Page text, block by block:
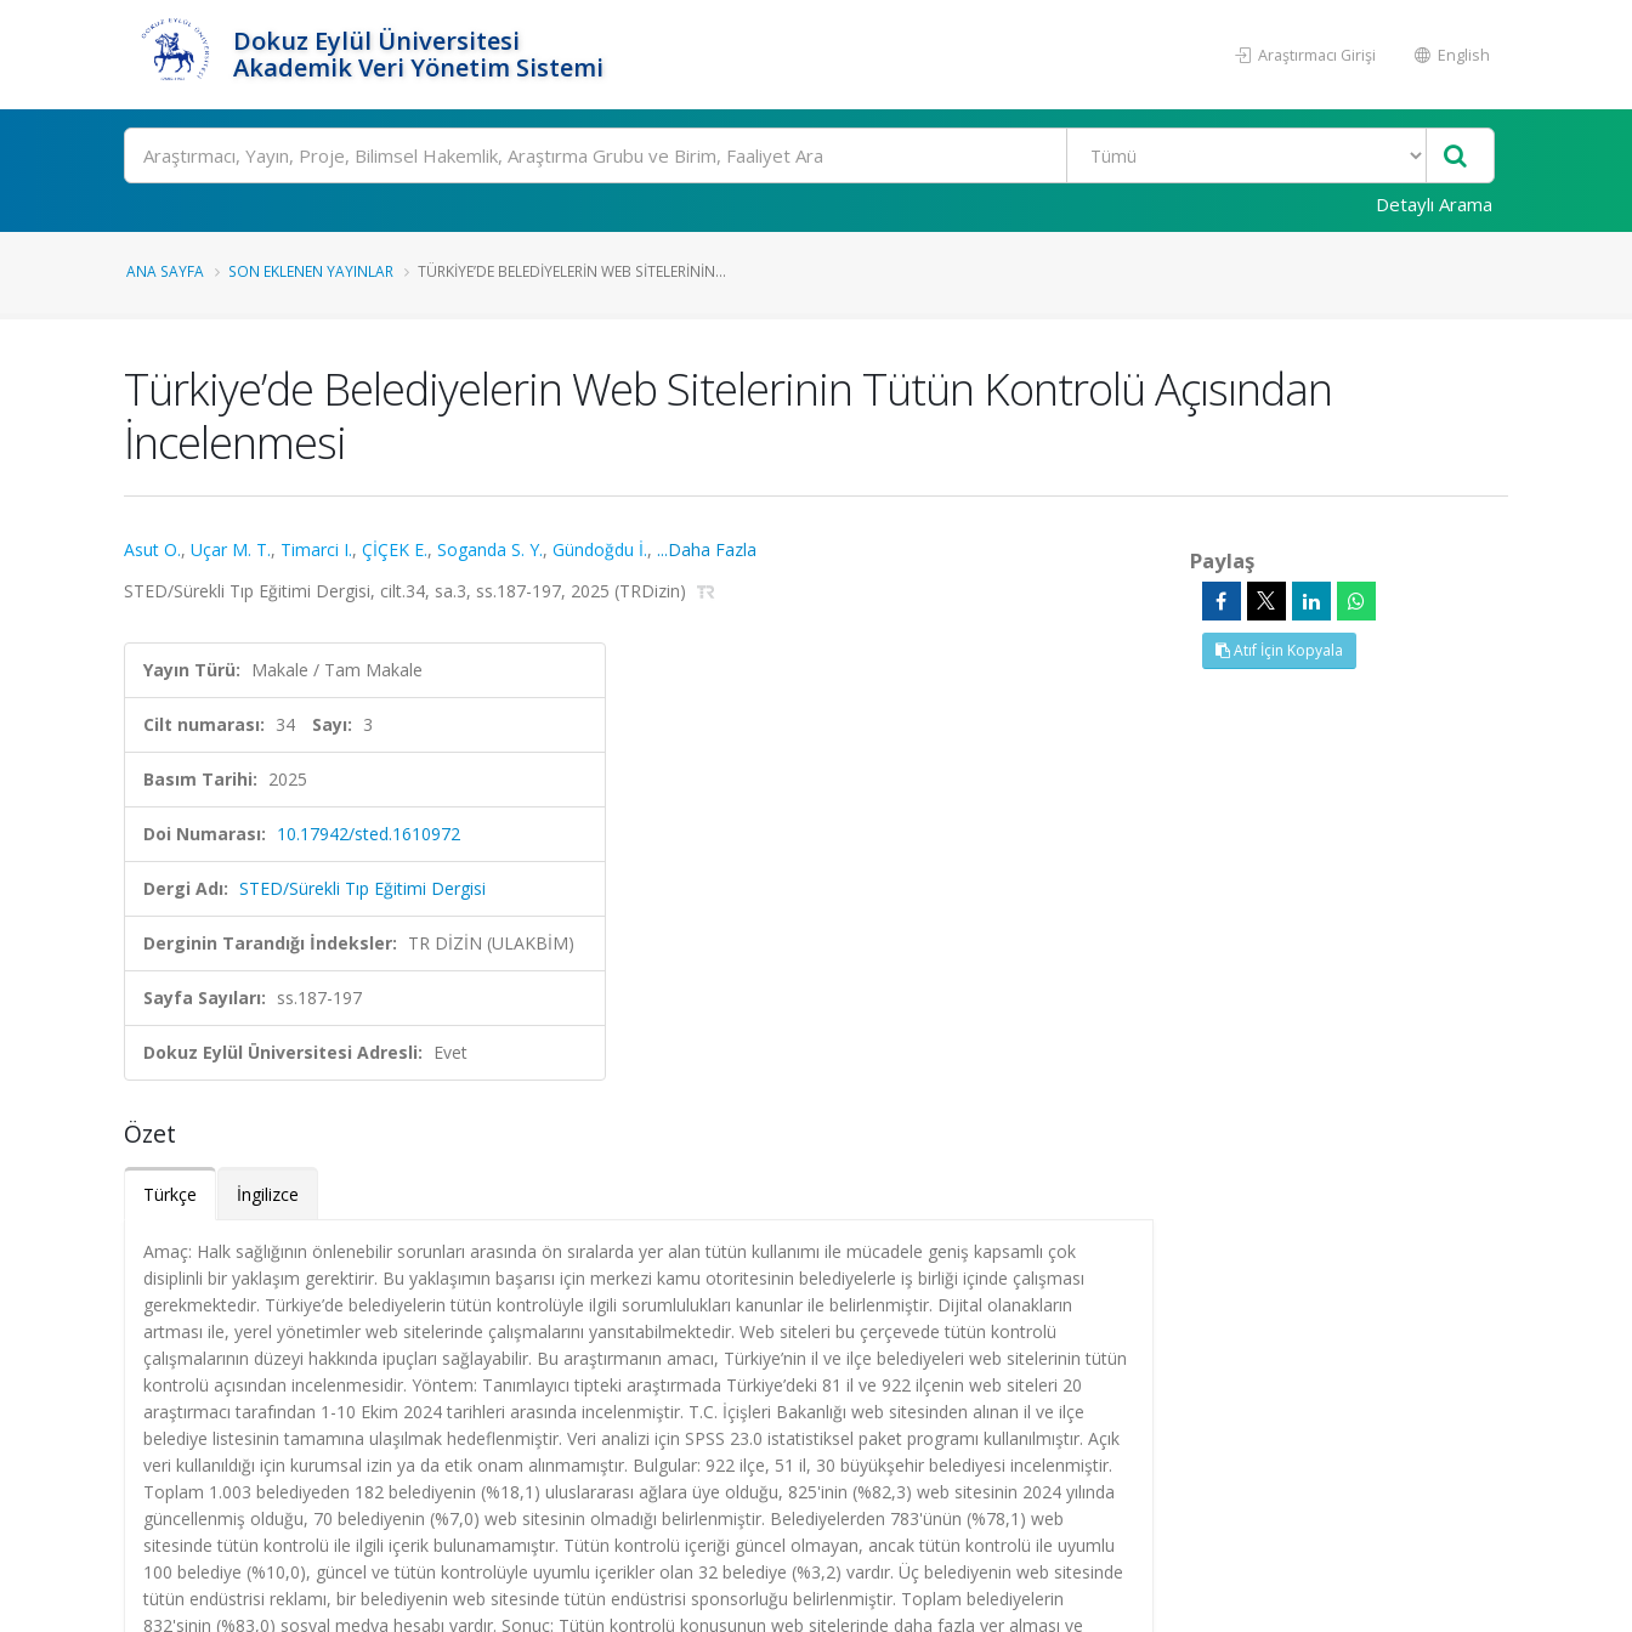
Dokuz Eylül Üniversitesi
Akademik Veri Yönetim Sistemi
Araştırmacı Girişi English
Ara
Detaylı Arama
ANA SAYFA SON EKLENEN YAYINLAR TÜRKIYE’DE BELEDIYELERIN WEB SITELERININ...
Türkiye’de Belediyelerin Web Sitelerinin Tütün Kontrolü Açısından
İncelenmesi
Asut O., Uçar M. T., Timarci I., ÇİÇEK E., Soganda S. Y., Gündoğdu İ., ...Daha Fazla
STED/Sürekli Tıp Eğitimi Dergisi, cilt.34, sa.3, ss.187-197, 2025 (TRDizin)
Yayın Türü: Makale / Tam Makale
Cilt numarası: 34 Sayı: 3
Basım Tarihi: 2025
Doi Numarası: 10.17942/sted.1610972
Dergi Adı: STED/Sürekli Tıp Eğitimi Dergisi
Derginin Tarandığı İndeksler: TR DİZİN (ULAKBİM)
Sayfa Sayıları: ss.187-197
Dokuz Eylül Üniversitesi Adresli: Evet
Özet
Türkçe İngilizce
Amaç: Halk sağlığının önlenebilir sorunları arasında ön sıralarda yer alan tütün kullanımı ile mücadele geniş kapsamlı çok
disiplinli bir yaklaşım gerektirir. Bu yaklaşımın başarısı için merkezi kamu otoritesinin belediyelerle iş birliği içinde çalışması
gerekmektedir. Türkiye’de belediyelerin tütün kontrolüyle ilgili sorumlulukları kanunlar ile belirlenmiştir. Dijital olanakların
artması ile, yerel yönetimler web sitelerinde çalışmalarını yansıtabilmektedir. Web siteleri bu çerçevede tütün kontrolü
çalışmalarının düzeyi hakkında ipuçları sağlayabilir. Bu araştırmanın amacı, Türkiye’nin il ve ilçe belediyeleri web sitelerinin tütün
kontrolü açısından incelenmesidir. Yöntem: Tanımlayıcı tipteki araştırmada Türkiye’deki 81 il ve 922 ilçenin web siteleri 20
araştırmacı tarafından 1-10 Ekim 2024 tarihleri arasında incelenmiştir. T.C. İçişleri Bakanlığı web sitesinden alınan il ve ilçe
belediye listesinin tamamına ulaşılmak hedeflenmiştir. Veri analizi için SPSS 23.0 istatistiksel paket programı kullanılmıştır. Açık
veri kullanıldığı için kurumsal izin ya da etik onam alınmamıştır. Bulgular: 922 ilçe, 51 il, 30 büyükşehir belediyesi incelenmiştir.
Toplam 1.003 belediyeden 182 belediyenin (%18,1) uluslararası ağlara üye olduğu, 825'inin (%82,3) web sitesinin 2024 yılında
güncellenmiş olduğu, 70 belediyenin (%7,0) web sitesinin olmadığı belirlenmiştir. Belediyelerden 783'ünün (%78,1) web
sitesinde tütün kontrolü ile ilgili içerik bulunamamıştır. Tütün kontrolü içeriği güncel olmayan, ancak tütün kontrolü ile uyumlu
100 belediye (%10,0), güncel ve tütün kontrolüyle uyumlu içerikler olan 32 belediye (%3,2) vardır. Üç belediyenin web sitesinde
tütün endüstrisi reklamı, bir belediyenin web sitesinde tütün endüstrisi sponsorluğu belirlenmiştir. Toplam belediyelerin
832'sinin (%83,0) sosyal medya hesabı vardır. Sonuç: Tütün kontrolü konusunun web sitelerinde daha fazla yer alması ve
Paylaş
Atıf İçin Kopyala